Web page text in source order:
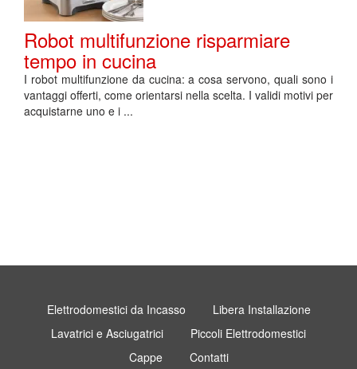
Robot multifunzione risparmiare
tempo in cucina
I robot multifunzione da cucina: a cosa servono, quali sono i
vantaggi offerti, come orientarsi nella scelta. I validi motivi per
acquistarne uno e i ...
Elettrodomestici da Incasso
Libera Installazione
Lavatrici e Asciugatrici
Piccoli Elettrodomestici
Cappe
Contatti